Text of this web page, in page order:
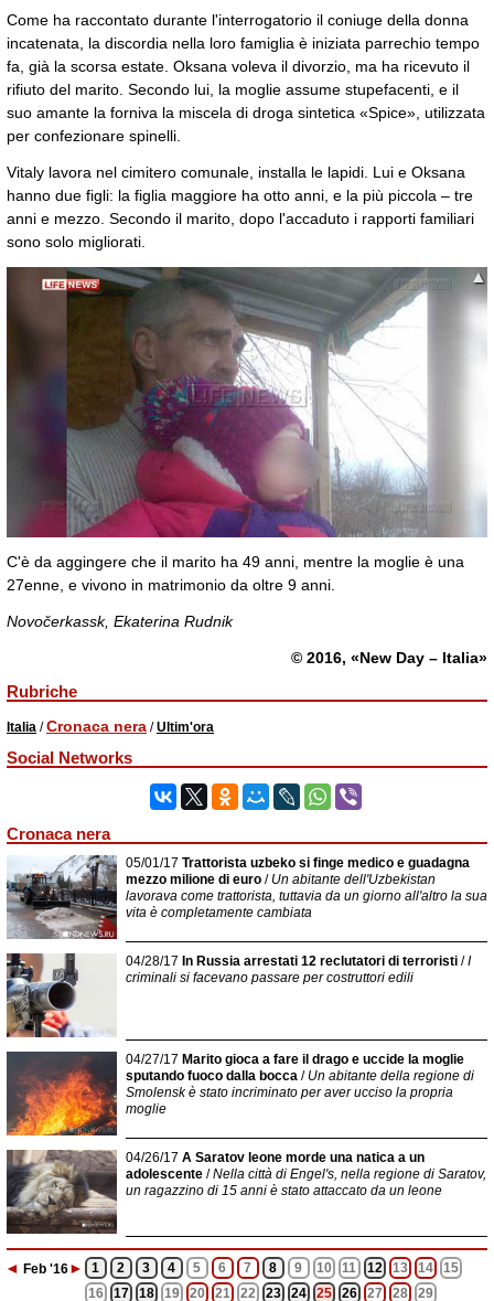
Come ha raccontato durante l'interrogatorio il coniuge della donna
incatenata, la discordia nella loro famiglia è iniziata parrechio tempo
fa, già la scorsa estate. Oksana voleva il divorzio, ma ha ricevuto il
rifiuto del marito. Secondo lui, la moglie assume stupefacenti, e il
suo amante la forniva la miscela di droga sintetica «Spice», utilizzata
per confezionare spinelli.
Vitaly lavora nel cimitero comunale, installa le lapidi. Lui e Oksana
hanno due figli: la figlia maggiore ha otto anni, e la più piccola – tre
anni e mezzo. Secondo il marito, dopo l'accaduto i rapporti familiari
sono solo migliorati.
▲
▼
C'è da aggingere che il marito ha 49 anni, mentre la moglie è una
27enne, e vivono in matrimonio da oltre 9 anni.
Novočerkassk, Ekaterina Rudnik
© 2016, «New Day – Italia»
Rubriche
Italia /Cronaca nera /Ultim'ora
Social Networks
Cronaca nera
05/01/17 Trattorista uzbeko si finge medico e guadagna
mezzo milione di euro / Un abitante dell'Uzbekistan
lavorava come trattorista, tuttavia da un giorno all'altro la sua
vita è completamente cambiata
04/28/17 In Russia arrestati 12 reclutatori di terroristi /I
criminali si facevano passare per costruttori edili
04/27/17 Marito gioca a fare il drago e uccide la moglie
sputando fuoco dalla bocca / Un abitante della regione di
Smolensk è stato incriminato per aver ucciso la propria
moglie
04/26/17 A Saratov leone morde una natica a un
adolescente /Nella città di Engel's, nella regione di Saratov,
un ragazzino di 15 anni è stato attaccato da un leone
◄ Feb '16► 1 2 3 4 5 6 7 8 9 10 11 12 13 14
15
16
17 18 19 20 21 22 23 24 25 26 27 28 29